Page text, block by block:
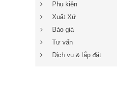
Phụ kiện
Xuất Xứ
Báo giá
Tư vấn
Dịch vụ & lắp đặt